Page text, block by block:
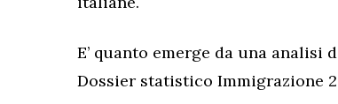
E’ quanto emerge da una
Dossier statistico Immigrazione